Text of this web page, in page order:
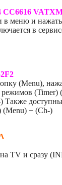
CC6616
в меню и
в
(Menu),
(Timer)
Также
(Menu) + (Ch-)
TV и сразу